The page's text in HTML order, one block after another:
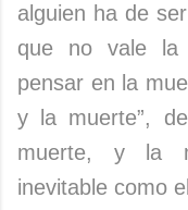
alguien ha de
que no vale la
pensar en la
y la muerte”,
muerte, y la
inevitable como